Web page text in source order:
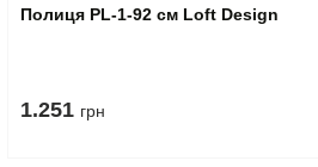
Полиця PL-1-92 см Loft Design
1.251 грн